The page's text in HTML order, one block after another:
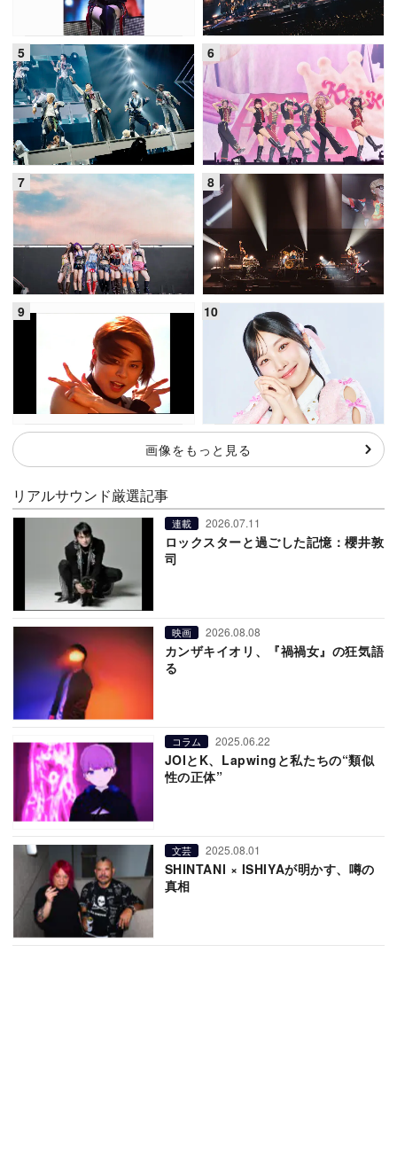
画像をもっと見る
リアルサウンド厳選記事
連載 2026.07.11
ロックスターと過ごした記憶：櫻井敦
司
映画 2026.08.08
カンザキイオリ、『禍禍女』の狂気語
る
コラム 2025.06.22
JOIとK、Lapwingと私たちの“類似
性の正体”
文芸 2025.08.01
SHINTANI × ISHIYAが明かす、噂の
真相